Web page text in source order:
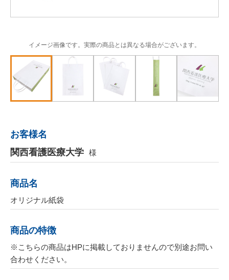
イメージ画像です。実際の商品とは異なる場合がございます。
お客様名
関西看護医療大学 様
商品名
オリジナル紙袋
商品の特徴
※こちらの商品はHPに掲載しておりませんので別途お問い
合わせください。